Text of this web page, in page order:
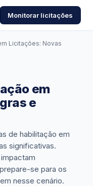
Monitorar licitações
Licitações: Novas
em
e
de habilitação em
significativas.
se para os
nesse cenário.